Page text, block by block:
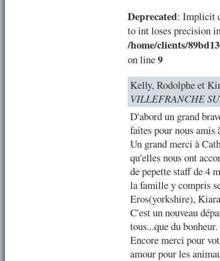
Deprecated: Implicit
to int loses precision
/home/clients/
on line9
Kelly, Rodolphe et
VILLEFRANCHE
D'abord un grand
faites pour nous amis
Un grand merci à
qu'elles nous ont
de pepette staff de 4
la famille y compris
Eros(yorkshire),
C'est un nouveau
tous...que du bonheur.
Encore merci pour
amour pour les